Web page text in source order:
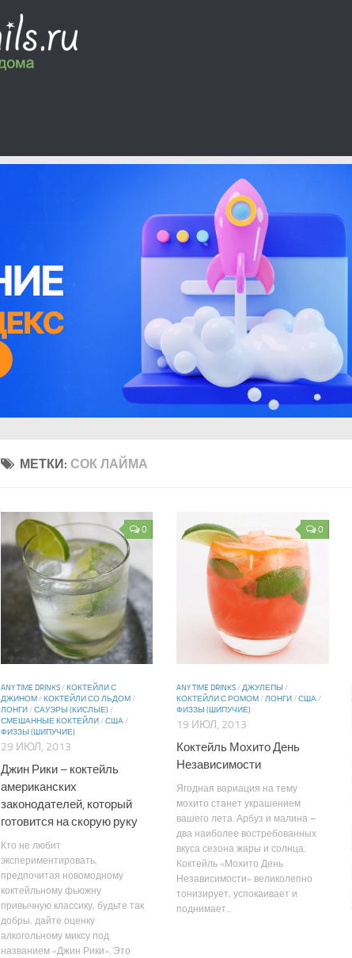
МЕТКИ: СОК ЛАЙМА
0
ANY TIME DRINKS/КОКТЕЙЛИ С
ДЖИНОМ/КОКТЕЙЛИ СО ЛЬДОМ/
ЛОНГИ/САУЭРЫ (КИСЛЫЕ) /
СМЕШАННЫЕ КОКТЕЙЛИ/США/
ФИЗЗЫ (ШИПУЧИЕ)
29 ИЮЛ, 2013
Джин Рики – коктейль
американских
законодателей, который
готовится на скорую руку
Кто не любит
экспериментировать,
предпочитая новомодному
коктейльному фьюжну
привычную классику, будьте так
добры, дайте оценку
алкогольному миксу под
названием «Джин Рики». Это
0
ANY TIME DRINKS/ДЖУЛЕПЫ /
КОКТЕЙЛИ С РОМОМ/ЛОНГИ/США/
ФИЗЗЫ (ШИПУЧИЕ)
19 ИЮЛ, 2013
Коктейль Мохито День
Независимости
Ягодная вариация на тему
мохито станет украшением
вашего лета. Арбуз и малина –
два наиболее востребованных
вкуса сезона жары и солнца.
Коктейль «Мохито День
Независимости» великолепно
тонизирует, успокаивает и
поднимает...